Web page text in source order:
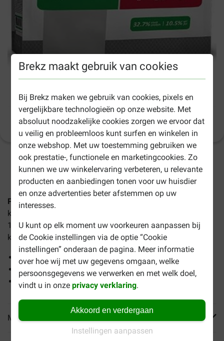
Brekz maakt gebruik van cookies
Bij Brekz maken we gebruik van cookies, pixels en
vergelijkbare technologieën op onze website. Met
absoluut noodzakelijke cookies zorgen we ervoor dat
u veilig en probleemloos kunt surfen en winkelen in
onze webshop. Met uw toestemming gebruiken we
ook prestatie-, functionele en marketingcookies. Zo
kunnen we uw winkelervaring verbeteren, u relevante
producten en aanbiedingen tonen voor uw huisdier
en onze advertenties beter afstemmen op uw
interesses.
U kunt op elk moment uw voorkeuren aanpassen bij
de Cookie instellingen via de optie “Cookie
instellingen” onderaan de pagina. Meer informatie
over hoe wij met uw gegevens omgaan, welke
persoonsgegevens we verwerken en met welk doel,
vindt u in onzeprivacy verklaring.
Akkoord en verdergaan
Instellingen aanpassen
Prins Fit Selection Mix kattenvoer
(9) Productinformatie
1-3 werkdagen levertijd, tenzij anders aangegeven
Prins Fit Selection Mix kattenvoer
krokante, smakelijke voeding voor volwassen katten vanaf
1 jaar oud. In het bijzonder geschikt voor verschillende
katten in één huis. 100% natuurlijk.
Rijk aan eiwitten uit gevogelte
Bevordert evenwichtige darmflora en goede vertering
Alleen ingrediënten van de hoogste kwaliteit
Meer informatie